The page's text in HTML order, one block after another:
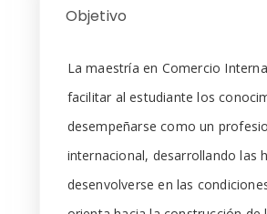
Objetivo
La maestría en Comercio
facilitar al estudiante los
desempeñarse como un
internacional, desarrollando las
desenvolverse en las